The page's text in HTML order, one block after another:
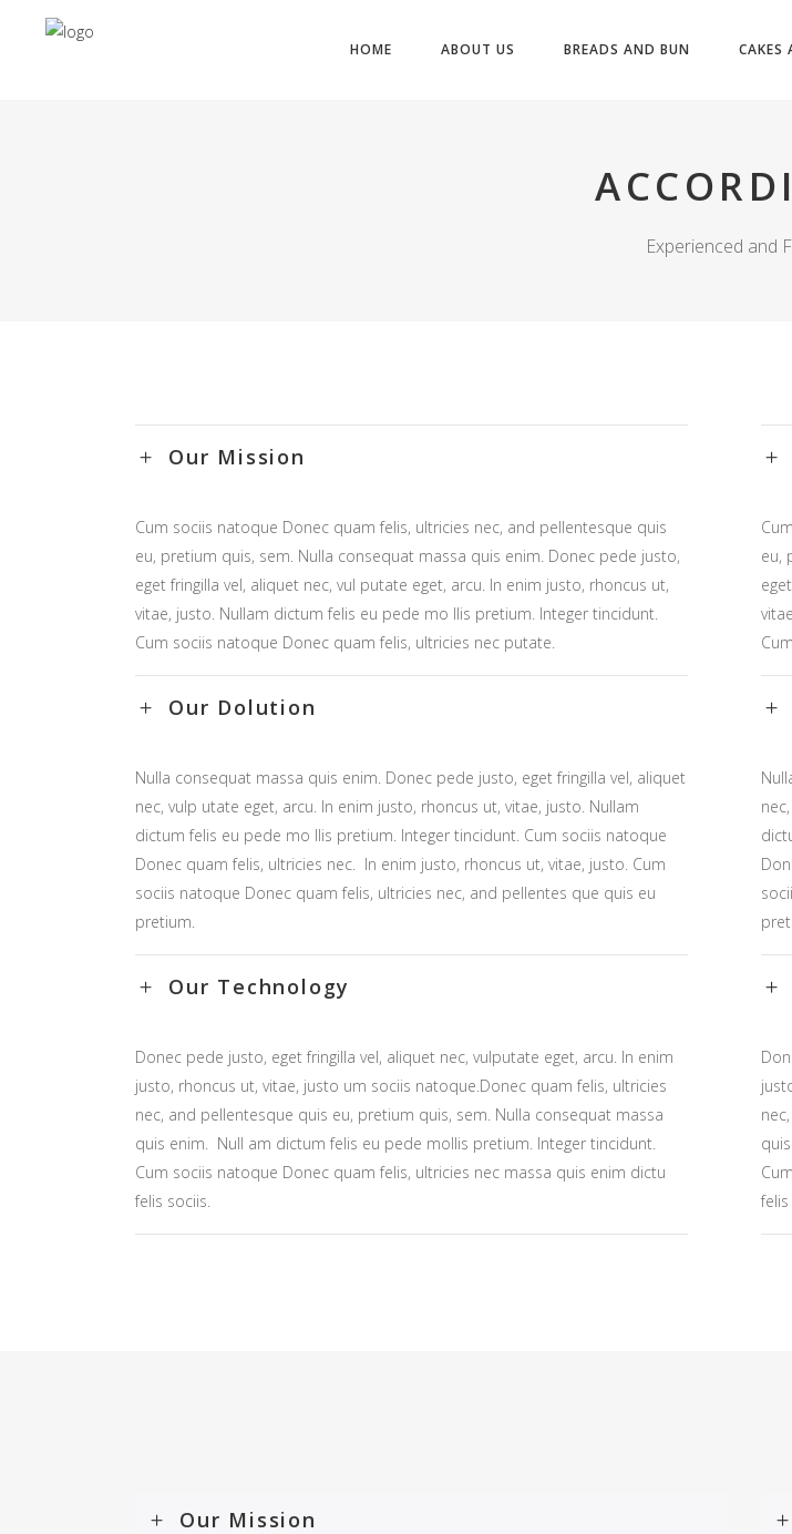
HOME ABOUT US BREADS AND BUN CAKES
Experienced and
Our Mission
Cum sociis natoque Donec quam felis, ultricies nec, and pellentesque quis
eu, pretium quis, sem. Nulla consequat massa quis enim. Donec pede justo,
eget fringilla vel, aliquet nec, vul putate eget, arcu. In enim justo, rhoncus ut,
vitae, justo. Nullam dictum felis eu pede mo llis pretium. Integer tincidunt.
Cum sociis natoque Donec quam felis, ultricies nec putate.
Our Dolution
Nulla consequat massa quis enim. Donec pede justo, eget fringilla vel, aliquet
nec, vulp utate eget, arcu. In enim justo, rhoncus ut, vitae, justo. Nullam
dictum felis eu pede mo llis pretium. Integer tincidunt. Cum sociis natoque
Donec quam felis, ultricies nec. In enim justo, rhoncus ut, vitae, justo. Cum
sociis natoque Donec quam felis, ultricies nec, and pellentes que quis eu
pretium.
Our Technology
Donec pede justo, eget fringilla vel, aliquet nec, vulputate eget, arcu. In enim
justo, rhoncus ut, vitae, justo um sociis natoque.Donec quam felis, ultricies
nec, and pellentesque quis eu, pretium quis, sem. Nulla consequat massa
quis enim. Null am dictum felis eu pede mollis pretium. Integer tincidunt.
Cum sociis natoque Donec quam felis, ultricies nec massa quis enim dictu
felis sociis.
eu,
Our Mission